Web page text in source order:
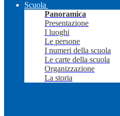
Scuola
Panoramica
Presentazione
I luoghi
Le persone
I numeri della scuola
Le carte della scuola
Organizzazione
La storia